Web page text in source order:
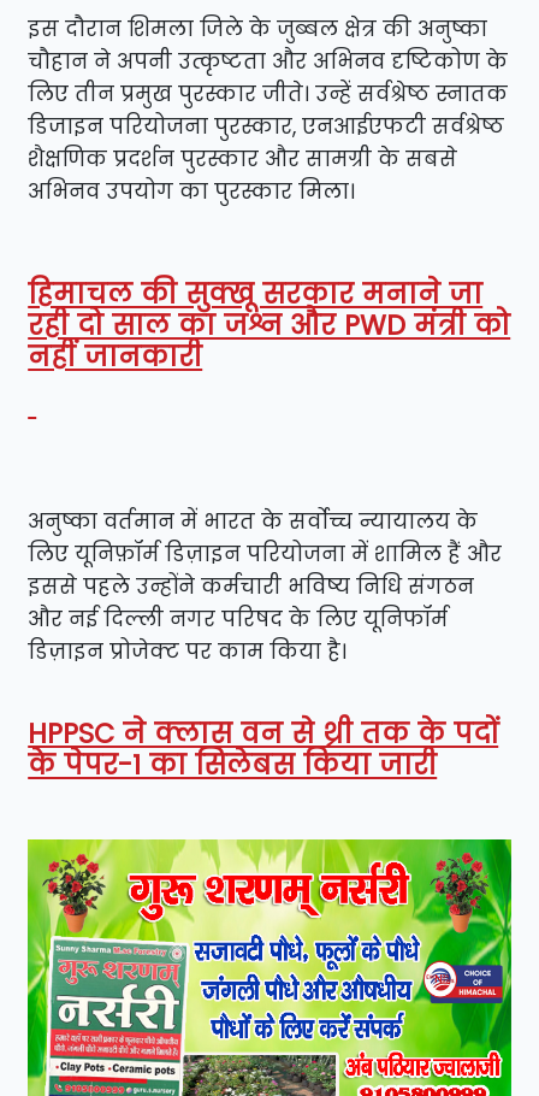
इस दौरान शिमला जिले के जुब्बल क्षेत्र की अनुष्का
चौहान ने अपनी उत्कृष्टता और अभिनव दृष्टिकोण के
लिए तीन प्रमुख पुरस्कार जीते। उन्हें सर्वश्रेष्ठ स्नातक
डिजाइन परियोजना पुरस्कार, एनआईएफटी सर्वश्रेष्ठ
शैक्षणिक प्रदर्शन पुरस्कार और सामग्री के सबसे
अभिनव उपयोग का पुरस्कार मिला।
हिमाचल की सुक्खू सरकार मनाने जा
रही दो साल का जश्न और PWD मंत्री को
नहीं जानकारी
अनुष्का वर्तमान में भारत के सर्वोच्च न्यायालय के
लिए यूनिफ़ॉर्म डिज़ाइन परियोजना में शामिल हैं और
इससे पहले उन्होंने कर्मचारी भविष्य निधि संगठन
और नई दिल्ली नगर परिषद के लिए यूनिफॉर्म
डिज़ाइन प्रोजेक्ट पर काम किया है।
HPPSC ने क्लास वन से थ्री तक के पदों
के पेपर-1 का सिलेबस किया जारी